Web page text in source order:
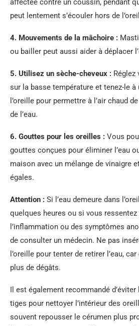
affectée contre un coussin, pendant
peut lentement s’écouler hors de
4. Mouvements de la mâchoire :
ou bailler peut aussi aider à déplacer
5. Utilisez un sèche-cheveux : Réglez
sur la basse température et tenez-le à
l’oreille pour permettre à l’air chaud
de l’eau.
6. Gouttes pour les oreilles : Vous
gouttes conçues pour éliminer l’eau
maison avec un mélange de vinaigre
égales.
Attention : Si l’eau demeure dans
quelques heures ou si vous ressentez
l’inflammation ou des symptômes
de consulter un médecin. Ne pas
l’oreille pour tenter de retirer l’eau,
plus de dégâts.
Il est également recommandé
tiges pour nettoyer l’intérieur des
souvent repousser le cérumen plus